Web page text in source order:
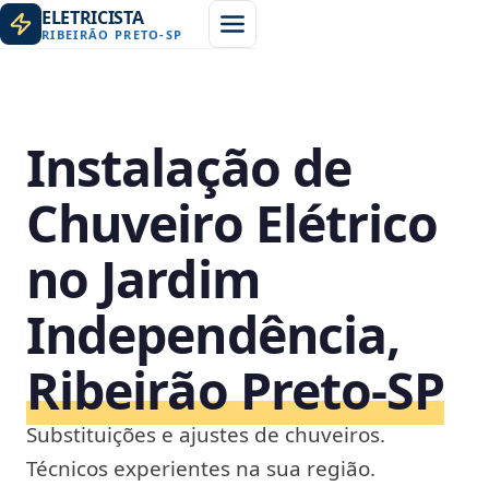
ELETRICISTA
RIBEIRÃO PRETO-SP
Instalação de
Chuveiro Elétrico
no Jardim
Independência,
Ribeirão Preto‑SP
Substituições e ajustes de chuveiros.
Técnicos experientes na sua região.